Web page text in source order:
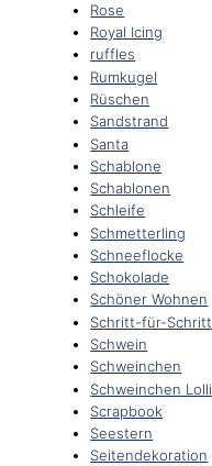
Rose
Royal Icing
ruffles
Rumkugel
Rüschen
Sandstrand
Santa
Schablone
Schablonen
Schleife
Schmetterling
Schneeflocke
Schokolade
Schöner Wohnen
Schritt-für-Schritt
Schwein
Schweinchen
Schweinchen Lolli
Scrapbook
Seestern
Seitendekoration